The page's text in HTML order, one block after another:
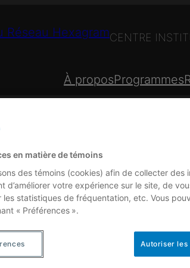
CENTRE
À proposProgrammes
et comporte les
en matière de témoins
des témoins (cookies) afin de collecter des
d’améliorer votre expérience sur le site, de
les statistiques de fréquentation, etc. Vous
« Préférences ».
Autoriser les